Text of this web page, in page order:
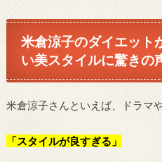
米倉涼子のダイエット
い美スタイルに驚きの
米倉涼子さんといえば、ドラマ
「スタイルが良すぎる」